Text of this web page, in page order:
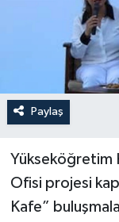
Paylaş
Yükseköğretim
Ofisi projesi
Kafe”